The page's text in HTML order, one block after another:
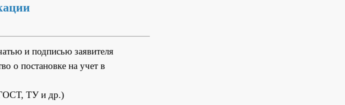
и подписью заявителя
о постановке на учет в
ТУ и др.)